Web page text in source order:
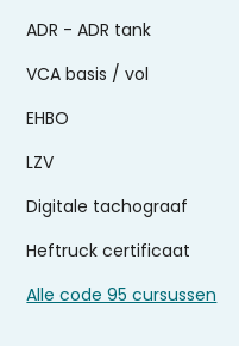
ADR - ADR tank
VCA basis / vol
EHBO
LZV
Digitale tachograaf
Heftruck certificaat
Alle code 95 cursussen